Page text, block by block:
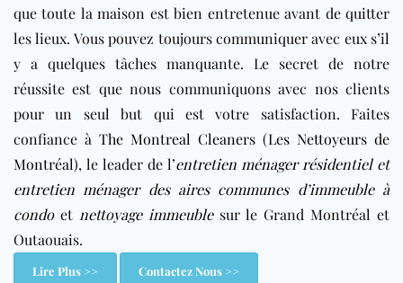
que toute la maison est bien entretenue avant de quitter
les lieux. Vous pouvez toujours communiquer avec eux s’il
y a quelques tâches manquante. Le secret de notre
réussite est que nous communiquons avec nos clients
pour un seul but qui est votre satisfaction. Faites
confiance à The Montreal Cleaners (Les Nettoyeurs de
Montréal), le leader de l’entretien ménager résidentielet
entretien ménager des aires communes d’immeuble à
condoet nettoyage immeublesur le Grand Montréal et
Outaouais.
Lire Plus >> Contactez Nous >>